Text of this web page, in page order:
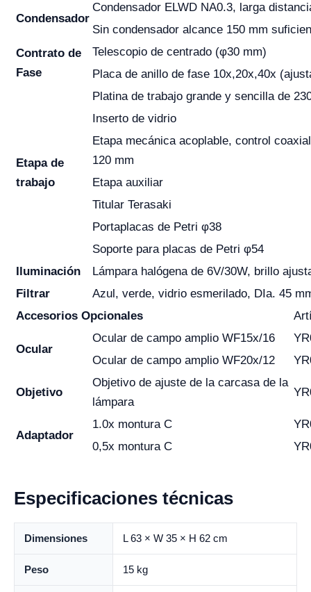
Condensador
Condensador ELWD NA0.3, larga
Sin condensador alcance 150 mm
Contrato de
Fase
Telescopio de centrado (φ30 mm)
Placa de anillo de fase 10x,20x,40x
Etapa de
trabajo
Platina de trabajo grande y sencilla de
Inserto de vidrio
Etapa mecánica acoplable, control
120 mm
Etapa auxiliar
Titular Terasaki
Portaplacas de Petri φ38
Soporte para placas de Petri φ54
Iluminación
Lámpara halógena de 6V/30W, brillo
Filtrar
Azul, verde, vidrio esmerilado, DIa. 45
Accesorios Opcionales
Ocular
Ocular de campo amplio WF15x/16
Ocular de campo amplio WF20x/12
Objetivo
Objetivo de ajuste de la carcasa de la
lámpara
Adaptador
1.0x montura C
0,5x montura C
Especificaciones técnicas
Dimensiones L 63 × W 35 × H 62 cm
Peso 15 kg